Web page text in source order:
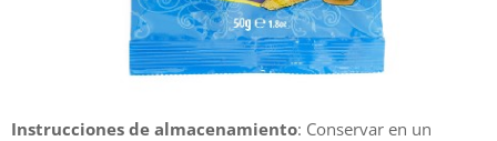
Instrucciones de almacenamiento: Conservar en un